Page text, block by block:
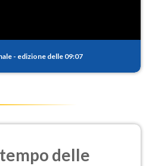
- edizione delle 09:07
delle